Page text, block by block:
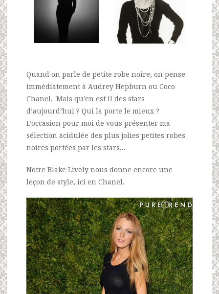
Quand on parle de petite robe noire, on pense
immédiatement à Audrey Hepburn ou Coco
Chanel. Mais qu’en est il des stars
d’aujourd’hui ? Qui la porte le mieux ?
L’occasion pour moi de vous présenter ma
sélection acidulée des plus jolies petites robes
noires portées par les stars…
Notre Blake Lively nous donne encore une
leçon de style, ici en Chanel.